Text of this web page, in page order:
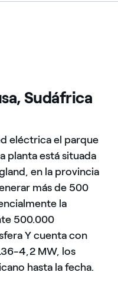
Sudáfrica
eléctrica el parque
planta está situada
en la provincia
más de 500
la
500.000
Y cuenta con
4,2 MW, los
hasta la fecha.